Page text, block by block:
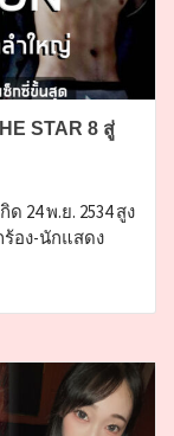
STAR 8 สู่
24 พ.ย. 2534 สูง
ร้อง-นักแสดง